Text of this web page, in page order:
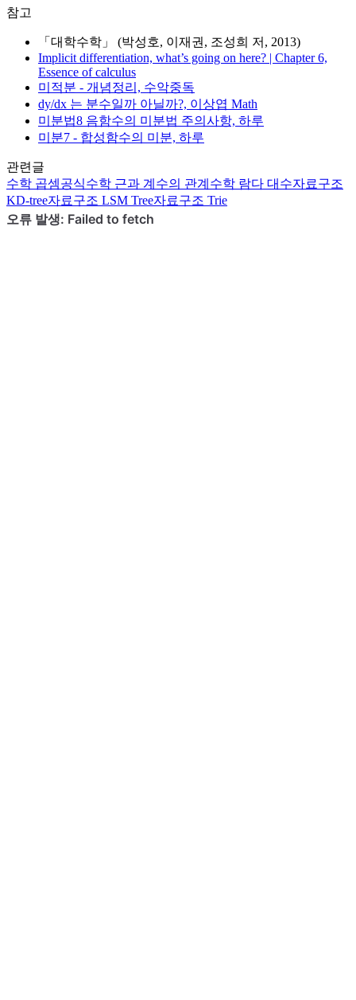
참고
「대학수학」 (박성호, 이재권, 조성희 저, 2013)
Implicit differentiation, what’s going on here? | Chapter 6,
Essence of calculus
미적분 - 개념정리, 수악중독
dy/dx 는 분수일까 아닐까?, 이상엽 Math
미분법8 음함수의 미분법 주의사항, 하루
미분7 - 합성함수의 미분, 하루
관련글
수학 곱셈공식수학 근과 계수의 관계 수학 람다 대수자료구조
KD-tree자료구조 LSM Tree자료구조 Trie